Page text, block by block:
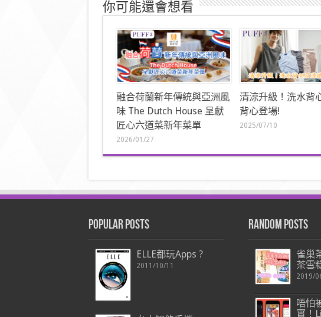
你可能還會想看
融合荷蘭新年傳統與亞洲風
味 The Dutch House 呈獻
匠心六道菜新年菜單
2026/01/27
清涼升級！洗水背
背心登場!
2025/07/10
Popular Posts
ELLE都玩Apps ?
2011/10/11
Random Posts
雀巢
茶雪
2019/
唔怕
實！